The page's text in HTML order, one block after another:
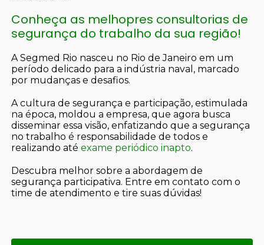
Conheça as melhopres consultorias de
segurança do trabalho da sua região!
A Segmed Rio nasceu no Rio de Janeiro em um
período delicado para a indústria naval, marcado
por mudanças e desafios.
A cultura de segurança e participação, estimulada
na época, moldou a empresa, que agora busca
disseminar essa visão, enfatizando que a segurança
no trabalho é responsabilidade de todos e
realizando atéexame periódico inapto.
Descubra melhor sobre a abordagem de
segurança participativa. Entre em contato com o
time de atendimento e tire suas dúvidas!